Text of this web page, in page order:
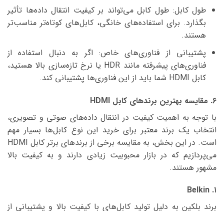
طول کابل: طول کابل می‌تواند بر کیفیت انتقال داده‌ها تأثیر
بگذارد. برای استفاده‌های خانگی، کابل‌های کوتاه‌تر مناسب‌تر
هستند.
پشتیبانی از فناوری‌های خاص: اگر به دنبال استفاده از
فناوری‌های پیشرفته مانند HDR یا نرخ تازه‌سازی بالا هستید،
کابل HDMI شما باید از این فناوری‌ها پشتیبانی کند.
6. مقایسه بهترین برندهای کابل HDMI
با توجه به اهمیت کیفیت در انتقال داده‌های صوتی و تصویری،
انتخاب یک برند معتبر برای خرید این نوع کابل‌ها بسیار مهم
است. در این بخش، به مقایسه برخی از برندهای برتر کابل HDMI
می‌پردازیم که در بازار محبوبیت زیادی دارند و به کیفیت بالا
مشهور هستند.
۱. Belkin
برند بلکین به دلیل تولید کابل‌های با کیفیت بالا و پشتیبانی از